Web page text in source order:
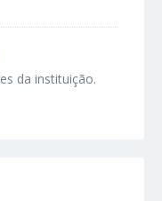
da instituição.